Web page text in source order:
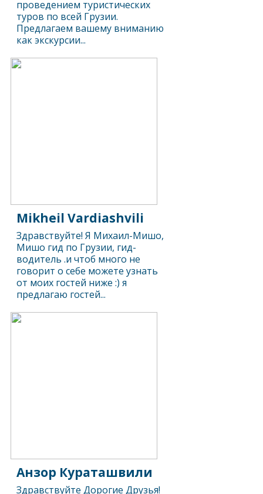
проведением туристических
туров по всей Грузии.
Предлагаем вашему вниманию
как экскурсии...
Mikheil Vardiashvili
Здравствуйте! Я Михаил-Мишо,
Мишо гид по Грузии, гид-
водитель .и чтоб много не
говорит о себе можете узнать
от моих гостей ниже :) я
предлагаю гостей...
Анзор Кураташвили
Здравствуйте Дорогие Друзья!